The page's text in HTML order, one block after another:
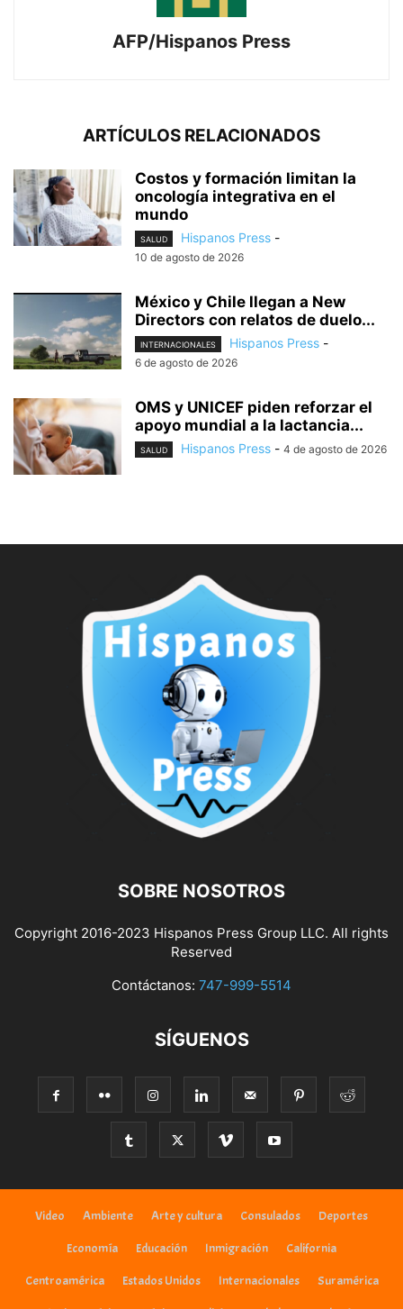
AFP/Hispanos Press
ARTÍCULOS RELACIONADOS
Costos y formación limitan la
oncología integrativa en el
mundo
SALUD Hispanos Press -
10 de agosto de 2026
México y Chile llegan a New
Directors con relatos de duelo...
INTERNACIONALES Hispanos Press -
6 de agosto de 2026
OMS y UNICEF piden reforzar el
apoyo mundial a la lactancia...
SALUD Hispanos Press - 4 de agosto de 2026
SOBRE NOSOTROS
Copyright 2016-2023 Hispanos Press Group LLC. All rights
Reserved
Contáctanos: 747-999-5514
SÍGUENOS
Video Ambiente Arte y cultura Consulados Deportes
Economía Educación Inmigración California
Centroamérica Estados Unidos Internacionales Suramérica